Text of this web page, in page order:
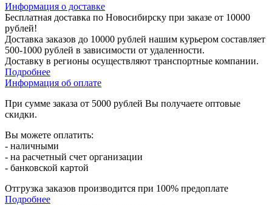
Информация о доставке
Бесплатная доставка по Новосибирску при заказе от 10000
рублей!
Доставка заказов до 10000 рублей нашим курьером составляет
500-1000 рублей в зависимости от удаленности.
Доставку в регионы осуществляют транспортные компании.
Подробнее
Информация об оплате
При сумме заказа от 5000 рублей Вы получаете оптовые
скидки.
Вы можете оплатить:
- наличными
- на расчетный счет организации
- банковской картой
Отгрузка заказов производится при 100% предоплате
Подробнее